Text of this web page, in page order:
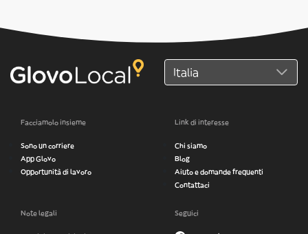
Facciamolo insieme
Sono un corriere
App Glovo
Opportunità di lavoro
Link di interesse
Chi siamo
Blog
Aiuto e domande frequenti
Contattaci
Note legali Seguici